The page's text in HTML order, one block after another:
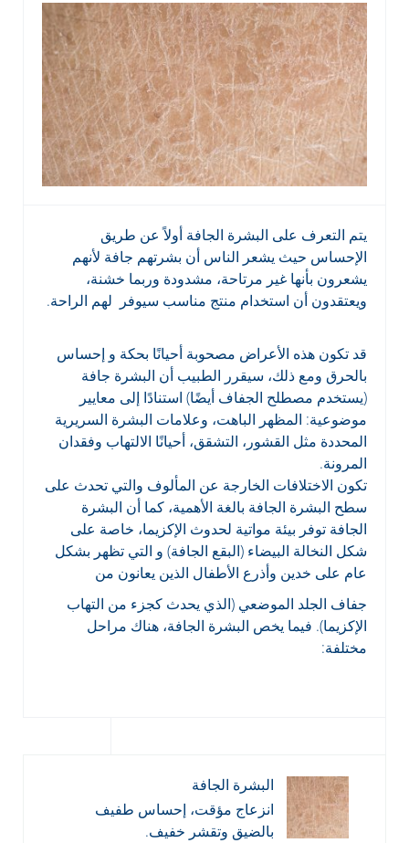
يتم التعرف على البشرة الجافة أولاً عن طريق
الإحساس حيث يشعر الناس أن بشرتهم جافة لأنهم
يشعرون بأنها غير مرتاحة، مشدودة وربما خشنة،
ويعتقدون أن استخدام منتج مناسب سيوفر لهم الراحة.
قد تكون هذه الأعراض مصحوبة أحيانًا بحكة و إحساس
بالحرق ومع ذلك، سيقرر الطبيب أن البشرة جافة
(يستخدم مصطلح الجفاف أيضًا) استنادًا إلى معايير
موضوعية: المظهر الباهت، وعلامات البشرة السريرية
المحددة مثل القشور، التشقق، أحيانًا الالتهاب وفقدان
المرونة.
تكون الاختلافات الخارجة عن المألوف والتي تحدث على
سطح البشرة الجافة بالغة الأهمية، كما أن البشرة
الجافة توفر بيئة مواتية لحدوث الإكزيما، خاصة على
شكل النخالة البيضاء (البقع الجافة) و التي تظهر بشكل
عام على خدين وأذرع الأطفال الذين يعانون من
جفاف الجلد الموضعي (الذي يحدث كجزء من التهاب
الإكزيما). فيما يخص البشرة الجافة، هناك مراحل
مختلفة:
البشرة الجافة
انزعاج مؤقت، إحساس طفيف
بالضيق وتقشر خفيف.